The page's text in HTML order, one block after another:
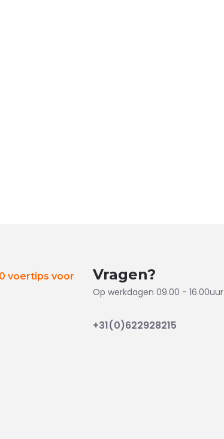
voertips voor
Vragen?
Op werkdagen 09.00 - 16.00uur
+31(0)622928215